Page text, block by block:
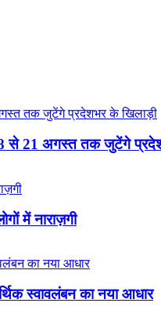
18 से 21 अगस्त तक जुटेंगे
में नाराज़गी
स्वावलंबन का नया आधार